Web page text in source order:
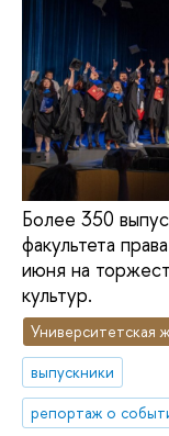
Более 350
факультета
июня на
культур.
Университетская
выпускники
репортаж о